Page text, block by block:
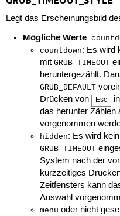
Legt das Erscheinungsbild
Mögliche Werte:
countdown: Es wird
mitGRUB_TIMEOUT
heruntergezählt.
GRUB_DEFAULT
Drücken von
Esc
das herunter Zählen
vorgenommen
hidden: Es wird
GRUB_TIMEOUT
System nach der
kurzzeitiges
Zeitfensters kann
Auswahl
menu oder nicht